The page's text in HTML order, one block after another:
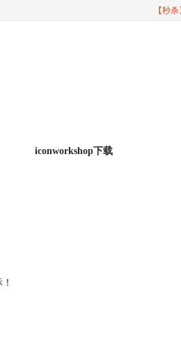
【秒
iconworkshop下载